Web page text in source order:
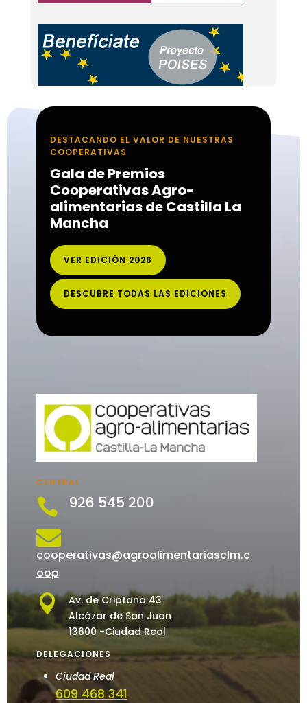
DESTACANDO EL VALOR DE NUESTRAS
COOPERATIVAS
Gala de Premios
Cooperativas Agro-
alimentarias de Castilla La
Mancha
VER EDICIÓN 2026
DESCUBRE TODAS LAS EDICIONES
CENTRAL
 926 545 200

cooperativas@agroalimentariasclm.c
oop

Av. de Criptana 43
Alcázar de San Juan
13600 -Ciudad Real
DELEGACIONES
Ciudad Real
609 468 341